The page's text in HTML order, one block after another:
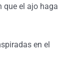
que el ajo haga
en el